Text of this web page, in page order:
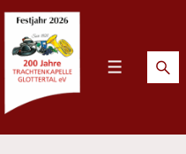
Menü